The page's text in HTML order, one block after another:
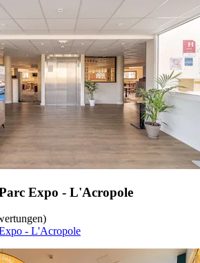
Expo - L'Acropole
- L'Acropole